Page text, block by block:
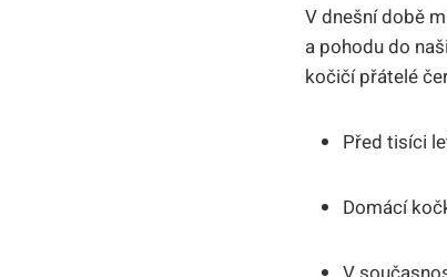
V dnešní době
a pohodu do
kočičí přátelé
Před tisíci
Domácí